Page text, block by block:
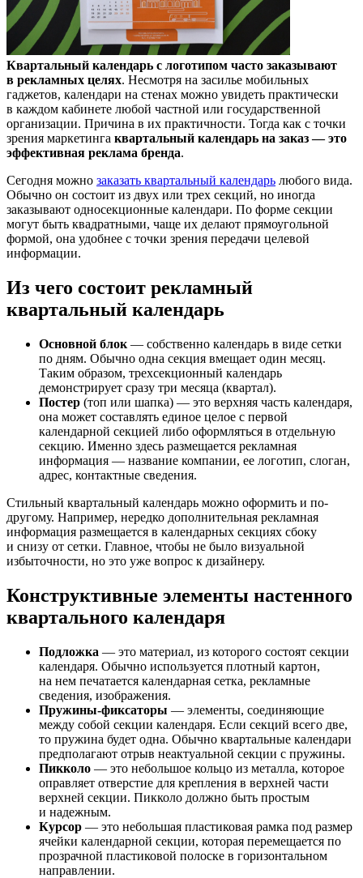
Квартальный календарь с логотипом часто заказывают
в рекламных целях. Несмотря на засилье мобильных
гаджетов, календари на стенах можно увидеть практически
в каждом кабинете любой частной или государственной
организации. Причина в их практичности. Тогда как с точки
зрения маркетинга квартальный календарь на заказ — это
эффективная реклама бренда.
Сегодня можно заказать квартальный календарь любого вида.
Обычно он состоит из двух или трех секций, но иногда
заказывают односекционные календари. По форме секции
могут быть квадратными, чаще их делают прямоугольной
формой, она удобнее с точки зрения передачи целевой
информации.
Из чего состоит рекламный
квартальный календарь
Основной блок — собственно календарь в виде сетки
по дням. Обычно одна секция вмещает один месяц.
Таким образом, трехсекционный календарь
демонстрирует сразу три месяца (квартал).
Постер (топ или шапка) — это верхняя часть календаря,
она может составлять единое целое с первой
календарной секцией либо оформляться в отдельную
секцию. Именно здесь размещается рекламная
информация — название компании, ее логотип, слоган,
адрес, контактные сведения.
Стильный квартальный календарь можно оформить и по-
другому. Например, нередко дополнительная рекламная
информация размещается в календарных секциях сбоку
и снизу от сетки. Главное, чтобы не было визуальной
избыточности, но это уже вопрос к дизайнеру.
Конструктивные элементы настенного
квартального календаря
Подложка — это материал, из которого состоят секции
календаря. Обычно используется плотный картон,
на нем печатается календарная сетка, рекламные
сведения, изображения.
Пружины-фиксаторы — элементы, соединяющие
между собой секции календаря. Если секций всего две,
то пружина будет одна. Обычно квартальные календари
предполагают отрыв неактуальной секции с пружины.
Пикколо — это небольшое кольцо из металла, которое
оправляет отверстие для крепления в верхней части
верхней секции. Пикколо должно быть простым
и надежным.
Курсор — это небольшая пластиковая рамка под размер
ячейки календарной секции, которая перемещается по
прозрачной пластиковой полоске в горизонтальном
направлении.